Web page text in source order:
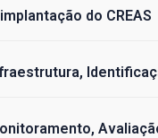
do CREAS